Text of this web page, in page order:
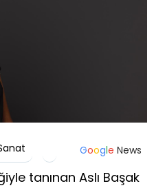
Google News
tanınan Aslı Başak